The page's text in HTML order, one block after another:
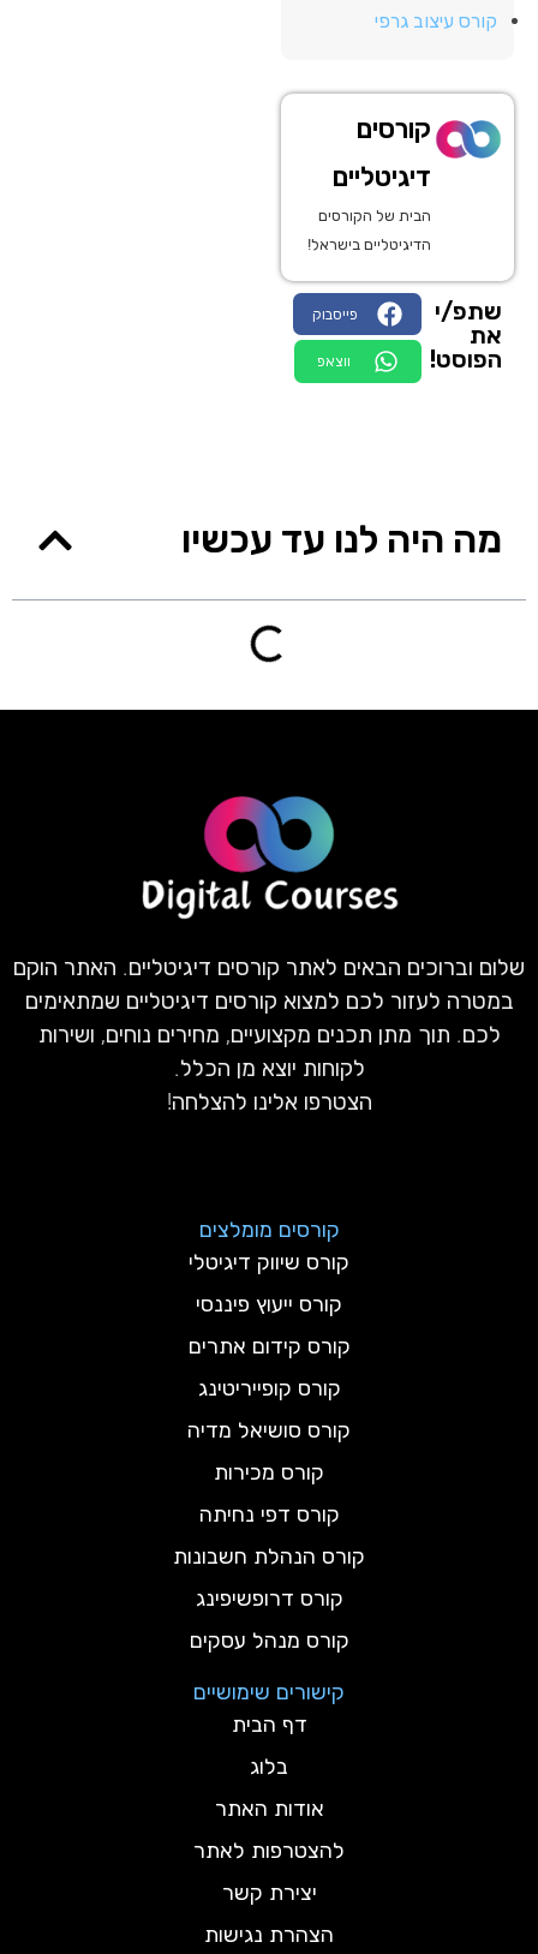
קורס עיצוב גרפי
קורסים
דיגיטליים
הבית של הקורסים
הדיגיטליים בישראל!
שתפ/י
את
הפוסט!
פייסבוק
ווצאפ
מה היה לנו עד עכשיו
שלום וברוכים הבאים לאתר קורסים דיגיטליים. האתר הוקם
במטרה לעזור לכם למצוא קורסים דיגיטליים שמתאימים
לכם. תוך מתן תכנים מקצועיים, מחירים נוחים, ושירות
לקוחות יוצא מן הכלל.
הצטרפו אלינו להצלחה!
קורסים מומלצים
קורס שיווק דיגיטלי
קורס ייעוץ פיננסי
קורס קידום אתרים
קורס קופייריטינג
קורס סושיאל מדיה
קורס מכירות
קורס דפי נחיתה
קורס הנהלת חשבונות
קורס דרופשיפינג
קורס מנהל עסקים
קישורים שימושיים
דף הבית
בלוג
אודות האתר
להצטרפות לאתר
יצירת קשר
הצהרת נגישות